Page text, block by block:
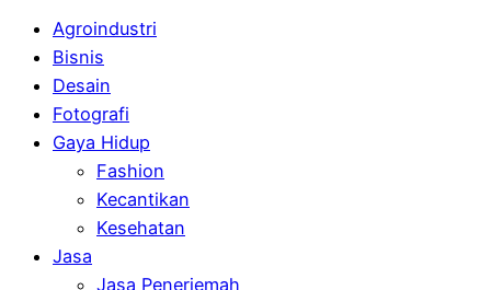
Agroindustri
Bisnis
Desain
Fotografi
Gaya Hidup
Fashion
Kecantikan
Kesehatan
Jasa
Jasa Penerjemah